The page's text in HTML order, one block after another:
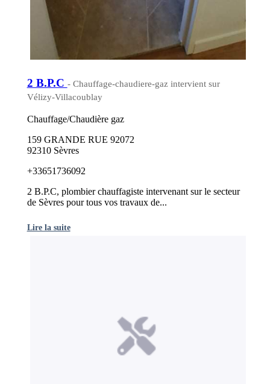
2 B.P.C - Chauffage-chaudiere-gaz intervient sur
Vélizy-Villacoublay
Chauffage/Chaudière gaz
159 GRANDE RUE 92072
92310 Sèvres
+33651736092
2 B.P.C, plombier chauffagiste intervenant sur le secteur
de Sèvres pour tous vos travaux de...
Lire la suite